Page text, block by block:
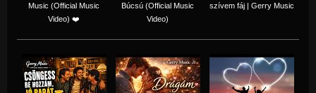
Music (Official Music
Video) ❤️
Búcsú (Official Music
Video)
szívem fáj | Gerry Music